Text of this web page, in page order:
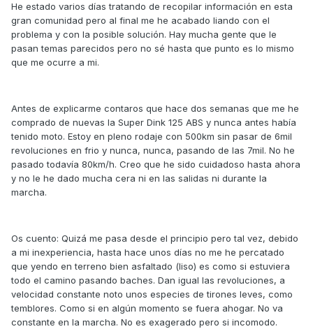
He estado varios días tratando de recopilar información en esta
gran comunidad pero al final me he acabado liando con el
problema y con la posible solución. Hay mucha gente que le
pasan temas parecidos pero no sé hasta que punto es lo mismo
que me ocurre a mi.
Antes de explicarme contaros que hace dos semanas que me he
comprado de nuevas la Super Dink 125 ABS y nunca antes había
tenido moto. Estoy en pleno rodaje con 500km sin pasar de 6mil
revoluciones en frio y nunca, nunca, pasando de las 7mil. No he
pasado todavía 80km/h. Creo que he sido cuidadoso hasta ahora
y no le he dado mucha cera ni en las salidas ni durante la
marcha.
Os cuento: Quizá me pasa desde el principio pero tal vez, debido
a mi inexperiencia, hasta hace unos días no me he percatado
que yendo en terreno bien asfaltado (liso) es como si estuviera
todo el camino pasando baches. Dan igual las revoluciones, a
velocidad constante noto unos especies de tirones leves, como
temblores. Como si en algún momento se fuera ahogar. No va
constante en la marcha. No es exagerado pero si incomodo.